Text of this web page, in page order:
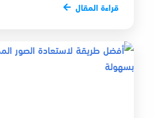
قراءة المقال